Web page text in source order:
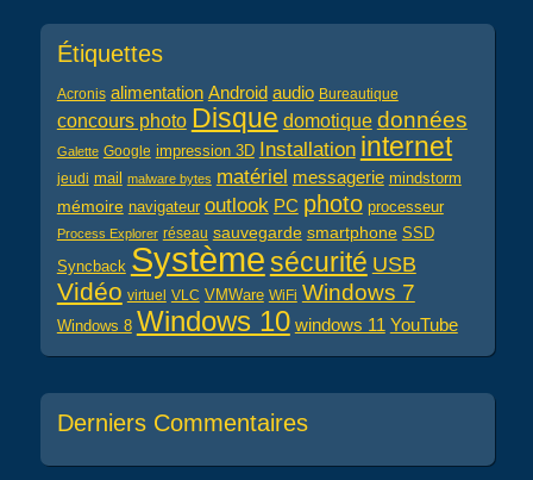
Étiquettes
Acronis alimentation Android audio Bureautique
concours photo Disque domotique données
Galette Google impression 3D Installation internet
jeudi mail malware bytes matériel messagerie mindstorm
mémoire navigateur outlook PC photo processeur
Process Explorer réseau sauvegarde smartphone SSD
Syncback Systèmesécurité USB
Vidéo virtuel VLC VMWare WiFi Windows 7
Windows 8 Windows 10 windows 11 YouTube
Derniers Commentaires